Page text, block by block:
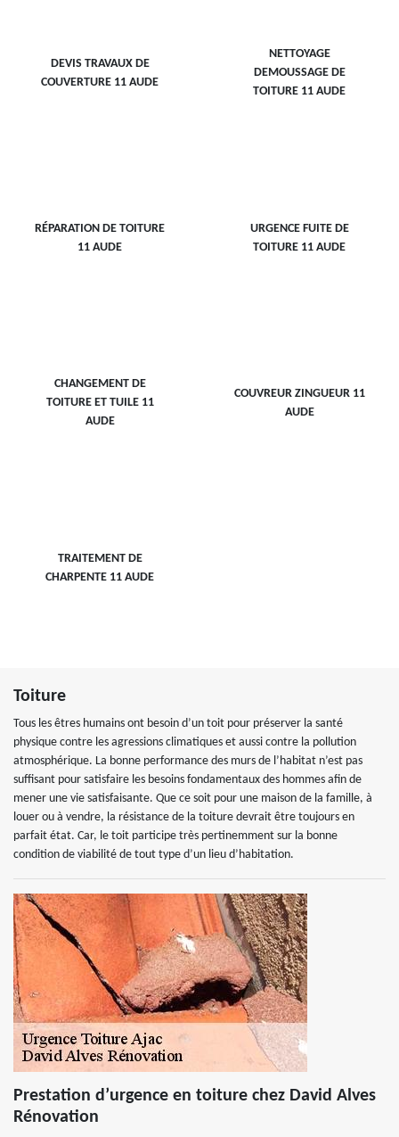
DEVIS TRAVAUX DE
COUVERTURE 11 AUDE
NETTOYAGE
DEMOUSSAGE DE
TOITURE 11 AUDE
RÉPARATION DE TOITURE
11 AUDE
URGENCE FUITE DE
TOITURE 11 AUDE
CHANGEMENT DE
TOITURE ET TUILE 11
AUDE
COUVREUR ZINGUEUR 11
AUDE
TRAITEMENT DE
CHARPENTE 11 AUDE
Toiture
Tous les êtres humains ont besoin d’un toit pour préserver la santé
physique contre les agressions climatiques et aussi contre la pollution
atmosphérique. La bonne performance des murs de l’habitat n’est pas
suffisant pour satisfaire les besoins fondamentaux des hommes afin de
mener une vie satisfaisante. Que ce soit pour une maison de la famille, à
louer ou à vendre, la résistance de la toiture devrait être toujours en
parfait état. Car, le toit participe très pertinemment sur la bonne
condition de viabilité de tout type d’un lieu d’habitation.
Prestation d’urgence en toiture chez David Alves
Rénovation